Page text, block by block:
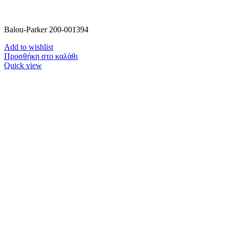
Balou-Parker 200-001394
Add to wishlist
Προσθήκη στο καλάθι
Quick view